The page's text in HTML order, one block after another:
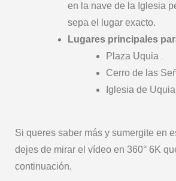
en la nave de la Iglesia
sepa el lugar exacto.
Lugares principales
Plaza Uquia
Cerro de las
Iglesia de Uquia
Si queres saber más y sumergite en
dejes de mirar el vídeo en 360° 6K
continuación.